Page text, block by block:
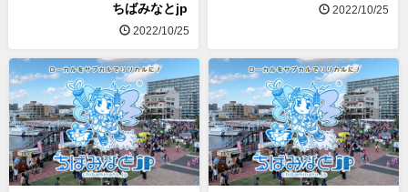
ちばみなとjp
2022/10/25
2022/10/25